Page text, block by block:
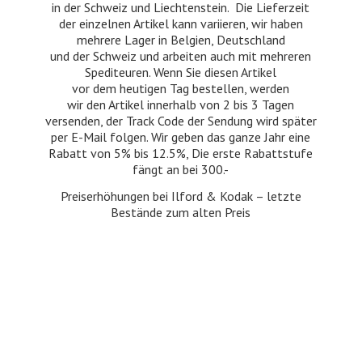
in der Schweiz und Liechtenstein. Die Lieferzeit
der einzelnen Artikel kann variieren, wir haben
mehrere Lager in Belgien, Deutschland
und der Schweiz und arbeiten auch mit mehreren
Spediteuren. Wenn Sie diesen Artikel
vor dem heutigen Tag bestellen, werden
wir den Artikel innerhalb von 2 bis 3 Tagen
versenden, der Track Code der Sendung wird später
per E-Mail folgen. Wir geben das ganze Jahr eine
Rabatt von 5% bis 12.5%, Die erste Rabattstufe
fängt an bei 300.-
Preiserhöhungen bei Ilford & Kodak – letzte
Bestände zumalten Preis